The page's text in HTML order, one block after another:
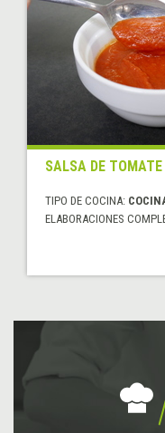
SALSA DE TOMATE
TIPO DE COCINA:
ELABORACIONES